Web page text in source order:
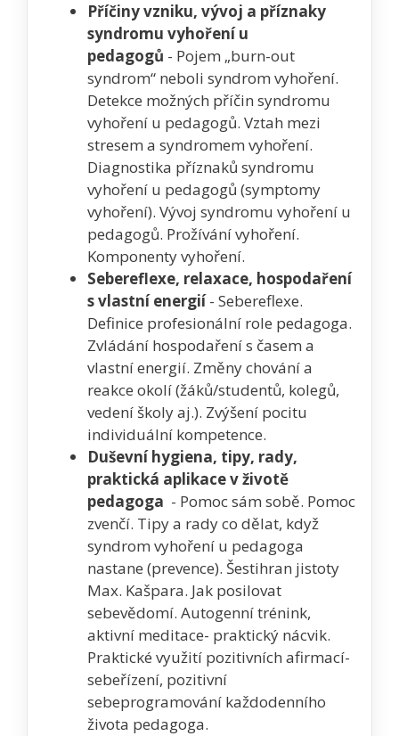
Příčiny vzniku, vývoj a příznaky
syndromu vyhoření u
pedagogů - Pojem „burn-out
syndrom“ neboli syndrom vyhoření.
Detekce možných příčin syndromu
vyhoření u pedagogů. Vztah mezi
stresem a syndromem vyhoření.
Diagnostika příznaků syndromu
vyhoření u pedagogů (symptomy
vyhoření). Vývoj syndromu vyhoření u
pedagogů. Prožívání vyhoření.
Komponenty vyhoření.
Sebereflexe, relaxace, hospodaření
s vlastní energií- Sebereflexe.
Definice profesionální role pedagoga.
Zvládání hospodaření s časem a
vlastní energií. Změny chování a
reakce okolí (žáků/studentů, kolegů,
vedení školy aj.). Zvýšení pocitu
individuální kompetence.
Duševní hygiena, tipy, rady,
praktická aplikace v životě
pedagoga - Pomoc sám sobě. Pomoc
zvenčí. Tipy a rady co dělat, když
syndrom vyhoření u pedagoga
nastane (prevence). Šestihran jistoty
Max. Kašpara. Jak posilovat
sebevědomí. Autogenní trénink,
aktivní meditace- praktický nácvik.
Praktické využití pozitivních afirmací-
sebeřízení, pozitivní
sebeprogramování každodenního
života pedagoga.